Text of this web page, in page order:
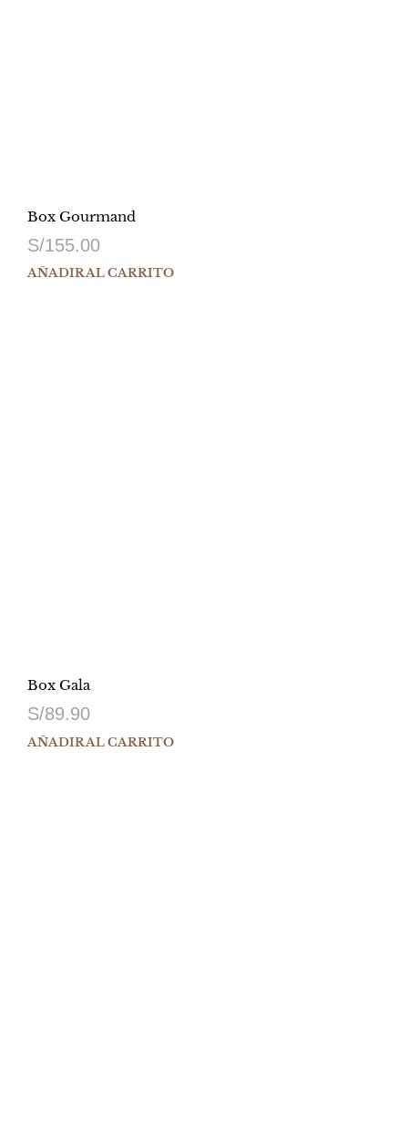
Box Gourmand
S/155.00
AÑADIR AL CARRITO
Box Gala
S/89.90
AÑADIR AL CARRITO